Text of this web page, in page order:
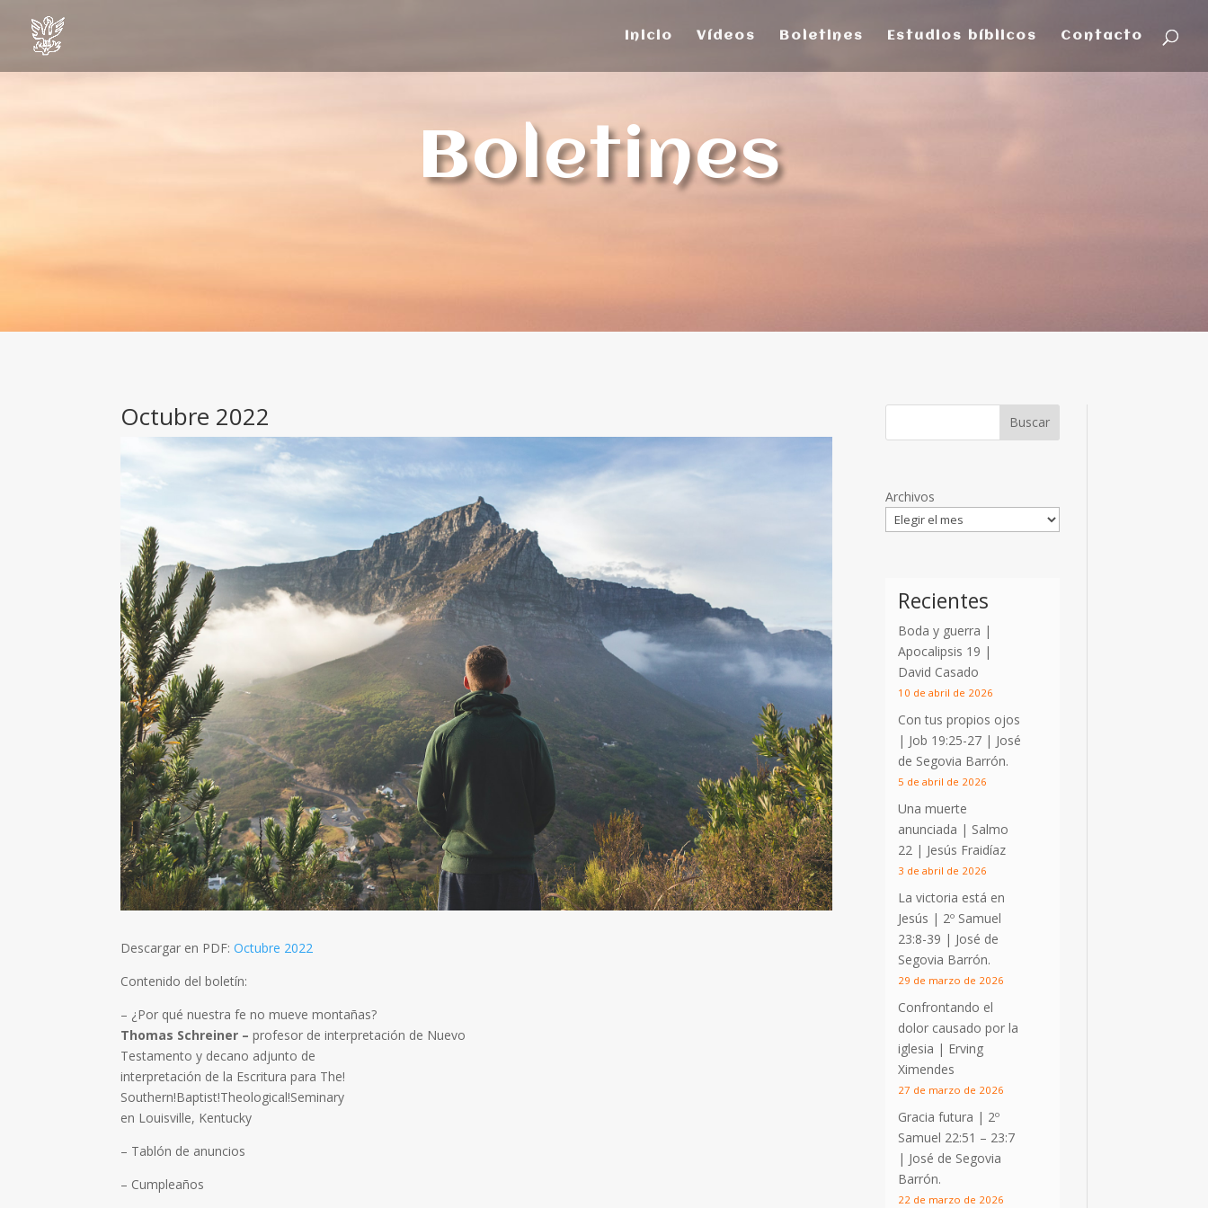
Inicio Vídeos Boletines Estudios bíblicos Contacto
Boletines
Octubre 2022
Descargar en PDF:Octubre 2022
Contenido del boletín:
– ¿Por qué nuestra fe no mueve montañas?
Thomas Schreiner –profesor de interpretación de Nuevo
Testamento y decano adjunto de
interpretación de la Escritura para The!
Southern!Baptist!Theological!Seminary
en Louisville, Kentucky
– Tablón de anuncios
– Cumpleaños
Archivos
Recientes
Boda y guerra |
Apocalipsis 19 |
David Casado
10 de abril de 2026
Con tus propios ojos
| Job 19:25-27 | José
de Segovia Barrón.
5 de abril de 2026
Una muerte
anunciada | Salmo
22 | Jesús Fraidíaz
3 de abril de 2026
La victoria está en
Jesús | 2º Samuel
23:8-39 | José de
Segovia Barrón.
29 de marzo de 2026
Confrontando el
dolor causado por la
iglesia | Erving
Ximendes
27 de marzo de 2026
Gracia futura | 2º
Samuel 22:51 – 23:7
| José de Segovia
Barrón.
22 de marzo de 2026